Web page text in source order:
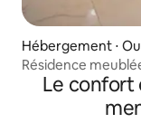
Hébergement ⋅
Résidence
Le confort